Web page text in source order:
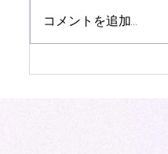
コメントを追加…